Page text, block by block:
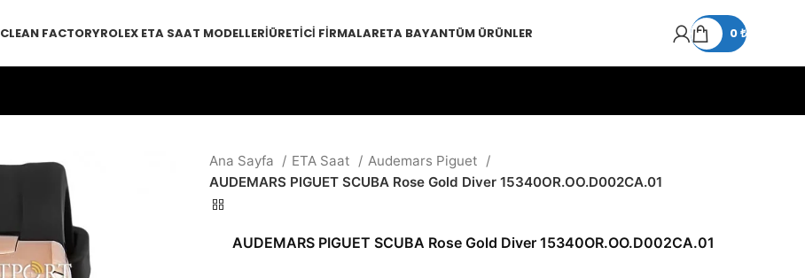
CLEAN FACTORYROLEX ETA SAAT MODELLERIÜRETICI FIRMALARETA BAYANTÜM ÜRÜNLER 0₺
Ana Sayfa ETA Saat
Audemars Piguet
AUDEMARS PIGUET SCUBA Rose Gold Diver 15340OR.OO.D002CA.01
AUDEMARS PIGUET SCUBA Rose Gold Diver 15340OR.OO.D002CA.01